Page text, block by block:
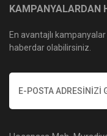
KAMPANYALARDAN
En avantajlı
haberdar olabilirsiniz.